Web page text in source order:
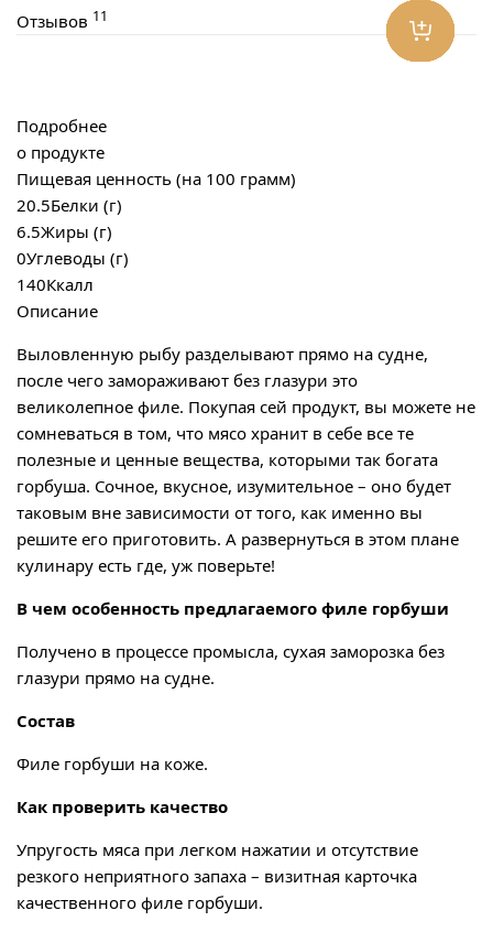
Отзывов 11
Подробнее
о продукте
Пищевая ценность (на 100 грамм)
20.5Белки (г)
6.5Жиры (г)
0Углеводы (г)
140Ккалл
Описание
Выловленную рыбу разделывают прямо на судне,
после чего замораживают без глазури это
великолепное филе. Покупая сей продукт, вы можете не
сомневаться в том, что мясо хранит в себе все те
полезные и ценные вещества, которыми так богата
горбуша. Сочное, вкусное, изумительное – оно будет
таковым вне зависимости от того, как именно вы
решите его приготовить. А развернуться в этом плане
кулинару есть где, уж поверьте!
В чем особенность предлагаемого филе горбуши
Получено в процессе промысла, сухая заморозка без
глазури прямо на судне.
Состав
Филе горбуши на коже.
Как проверить качество
Упругость мяса при легком нажатии и отсутствие
резкого неприятного запаха – визитная карточка
качественного филе горбуши.